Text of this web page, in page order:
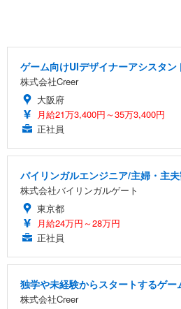
ゲーム向けUIデザイナーアシスタ
株式会社Creer
大阪府
月給21万3,400円～35万3,400円
正社員
バイリンガルエンジニア/主婦・主
株式会社バイリンガルゲート
東京都
月給24万円～28万円
正社員
独学や未経験からスタートするゲ
株式会社Creer